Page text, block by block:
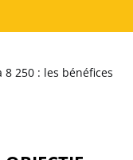
8 250 : les bénéfices